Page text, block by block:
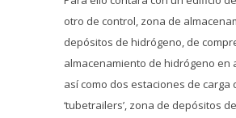
otro de control, zona de
depósitos de hidrógeno, de
almacenamiento de hidrógeno en
así como dos estaciones de carga
‘tubetrailers’, zona de depósitos